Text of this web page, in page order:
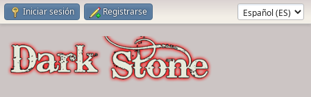
Iniciar sesión Registrarse